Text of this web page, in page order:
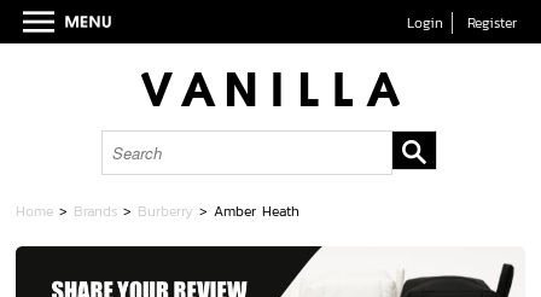
Login Register
Home > Brands > Burberry >Amber Heath